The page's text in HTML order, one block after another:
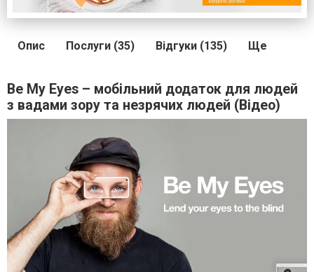
Опис Послуги (35) Відгуки (135) Ще
Be My Eyes – мобільний додаток для людей
з вадами зору та незрячих людей (Відео)